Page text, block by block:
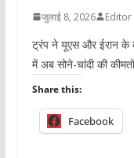
जुलाई 8, 2026 Editor
ट्रंप ने यूएस और ईरान के
में अब सोने-चांदी की कीमतों
Share this:
Facebook